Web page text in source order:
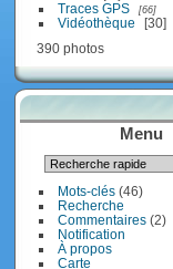
Traces GPS 66
Vidéothèque
30
390 photos
Menu
Mots-clés(46)
Recherche
Commentaires(2)
Notification
À propos
Carte